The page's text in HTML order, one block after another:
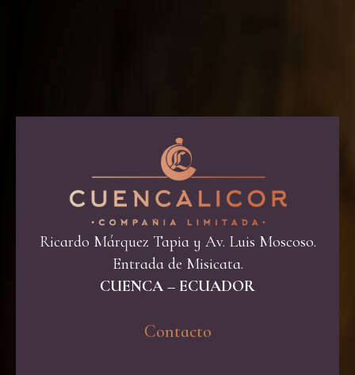
Ricardo Márquez Tapia y Av. Luis Moscoso.
Entrada de Misicata.
CUENCA – ECUADOR
Contacto​